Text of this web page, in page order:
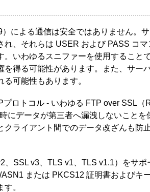
による通信は安全ではありません。
れ、それらは USER および PASS コマ
いわゆるスニファーを使用すること
得る可能性があります。また、サー
可能性もあります。
ロトコル - いわゆる FTP over SSL（
にデータが第三者へ漏洩しないことを
ライアント間でのデータ改ざんも防
、SSL v3、TLS v1、TLS v1.1）をサポ
または PKCS12 証明書およびキ
。